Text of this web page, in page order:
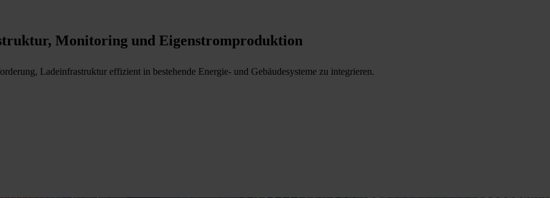
Monitoring und Eigenstromproduktion
Ladeinfrastruktur effizient in bestehende Energie- und Gebäudesysteme zu integrieren.